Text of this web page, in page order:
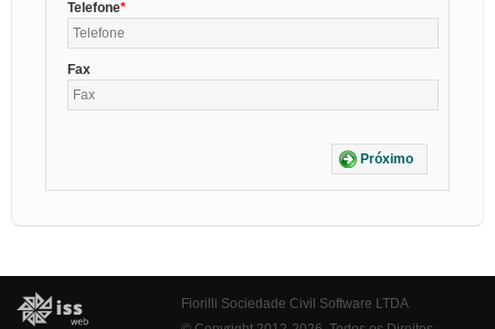
Telefone
Fax
Próximo
Fiorilli Sociedade Civil Software LTDA